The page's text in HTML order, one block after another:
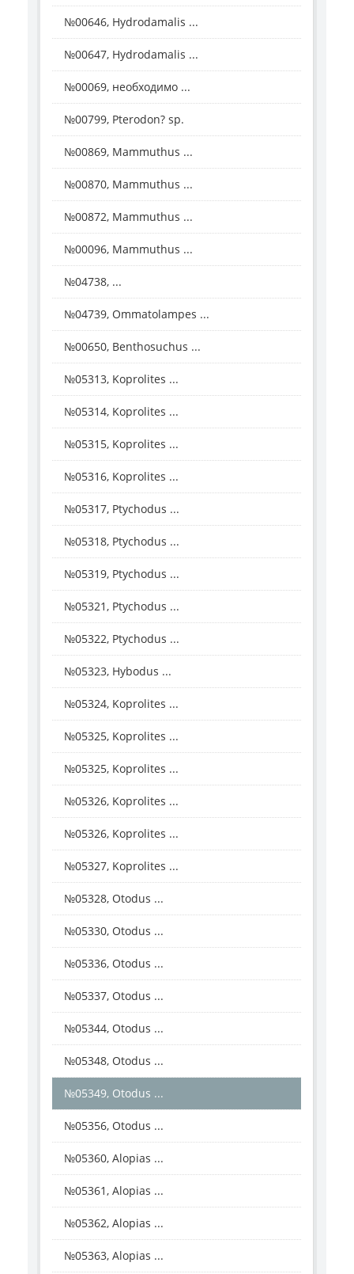
№00646, Hydrodamalis ...
№00647, Hydrodamalis ...
№00069, необходимо ...
№00799, Pterodon? sp.
№00869, Mammuthus ...
№00870, Mammuthus ...
№00872, Mammuthus ...
№00096, Mammuthus ...
№04738, ...
№04739, Ommatolampes ...
№00650, Benthosuchus ...
№05313, Koprolites ...
№05314, Koprolites ...
№05315, Koprolites ...
№05316, Koprolites ...
№05317, Ptychodus ...
№05318, Ptychodus ...
№05319, Ptychodus ...
№05321, Ptychodus ...
№05322, Ptychodus ...
№05323, Hybodus ...
№05324, Koprolites ...
№05325, Koprolites ...
№05325, Koprolites ...
№05326, Koprolites ...
№05326, Koprolites ...
№05327, Koprolites ...
№05328, Otodus ...
№05330, Otodus ...
№05336, Otodus ...
№05337, Otodus ...
№05344, Otodus ...
№05348, Otodus ...
№05349, Otodus ...
№05356, Otodus ...
№05360, Alopias ...
№05361, Alopias ...
№05362, Alopias ...
№05363, Alopias ...